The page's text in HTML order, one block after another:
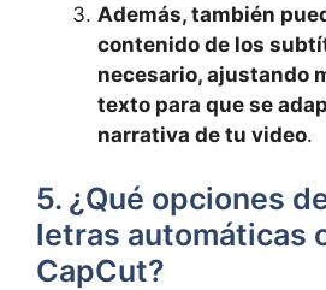
Además, también‌
contenido⁢ de los
necesario, ajustando
texto para que se⁣
narrativa de tu video.
5. ¿Qué opciones
letras automáticas
CapCut?